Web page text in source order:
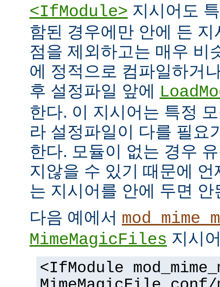
<IfModule> 지시어도
함된 경우에만 안에 든
점을 제외하고는 매우 비
에 정적으로 컴파일하거
후 설정파일 앞에
한다. 이 지시어는 특정
라 설정파일이 다를 필요
한다. 모듈이 없는 경우
지않을 수 있기 때문에
는 지시어를 안에 두면 안
다음 예에서
MimeMagicFiles 지시
<IfModule